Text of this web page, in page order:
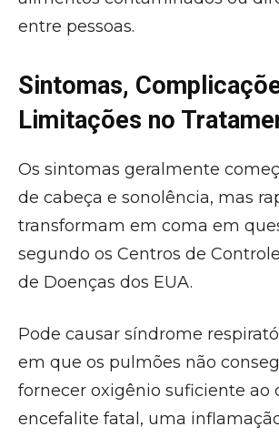
entre pessoas.
Sintomas,
Limitações no
Os sintomas geralmente
de cabeça e sonolência, mas
transformam em coma em
segundo os Centros de
de Doenças dos EUA.
Pode causar síndrome
em que os pulmões não
fornecer oxigênio suficiente ao
encefalite fatal, uma